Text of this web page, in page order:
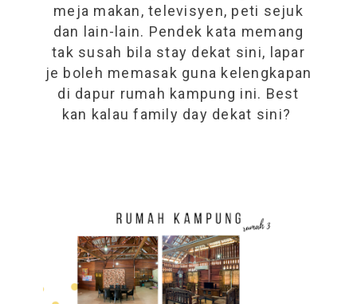
meja makan, televisyen, peti sejuk
dan lain-lain. Pendek kata memang
tak susah bila stay dekat sini, lapar
je boleh memasak guna kelengkapan
di dapur rumah kampung ini. Best
kan kalau family day dekat sini?